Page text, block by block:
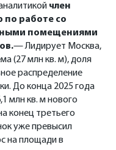
член
по работе со
помещениями
— Лидирует Москва,
(27 млн кв. м), доля
распределение
До конца 2025 года
млн кв. м нового
конец третьего
уже превысил
на площади в